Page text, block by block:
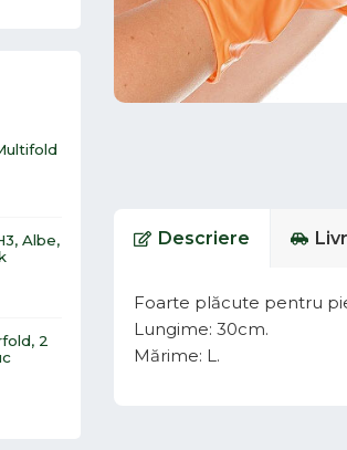
Albe,
2
Descriere
Foarte plăcute pentru
Lungime: 30cm.
Mărime: L.